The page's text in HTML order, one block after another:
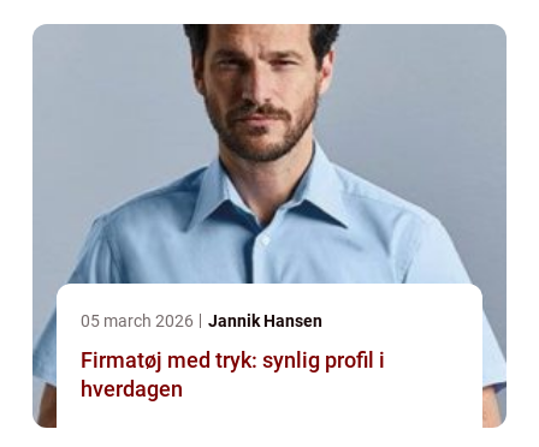
05 march 2026 Jannik Hansen
Firmatøj med tryk: synlig profil i
hverdagen